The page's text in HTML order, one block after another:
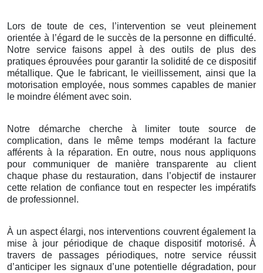
Lors de toute de ces, l’intervention se veut pleinement
orientée à l’égard de le succès de la personne en difficulté.
Notre service faisons appel à des outils de plus des
pratiques éprouvées pour garantir la solidité de ce dispositif
métallique. Que le fabricant, le vieillissement, ainsi que la
motorisation employée, nous sommes capables de manier
le moindre élément avec soin.
Notre démarche cherche à limiter toute source de
complication, dans le même temps modérant la facture
afférents à la réparation. En outre, nous nous appliquons
pour communiquer de manière transparente au client
chaque phase du restauration, dans l’objectif de instaurer
cette relation de confiance tout en respecter les impératifs
de professionnel.
À un aspect élargi, nos interventions couvrent également la
mise à jour périodique de chaque dispositif motorisé. À
travers de passages périodiques, notre service réussit
d’anticiper les signaux d’une potentielle dégradation, pour